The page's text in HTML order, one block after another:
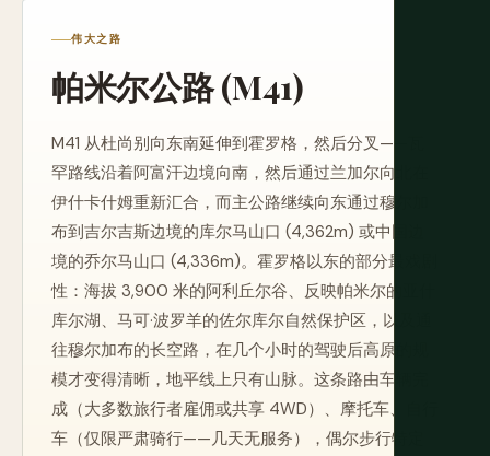
伟大之路
帕米尔公路 (M41)
M41 从杜尚别向东南延伸到霍罗格，然后分叉——瓦
罕路线沿着阿富汗边境向南，然后通过兰加尔向北在
伊什卡什姆重新汇合，而主公路继续向东通过穆尔加
布到吉尔吉斯边境的库尔马山口 (4,362m) 或中国边
境的乔尔马山口 (4,336m)。霍罗格以东的部分最戏剧
性：海拔 3,900 米的阿利丘尔谷、反映帕米尔的亚什
库尔湖、马可·波罗羊的佐尔库尔自然保护区，以及通
往穆尔加布的长空路，在几个小时的驾驶后高原的规
模才变得清晰，地平线上只有山脉。这条路由车辆完
成（大多数旅行者雇佣或共享 4WD）、摩托车、自行
车（仅限严肃骑行——几天无服务），偶尔步行特定